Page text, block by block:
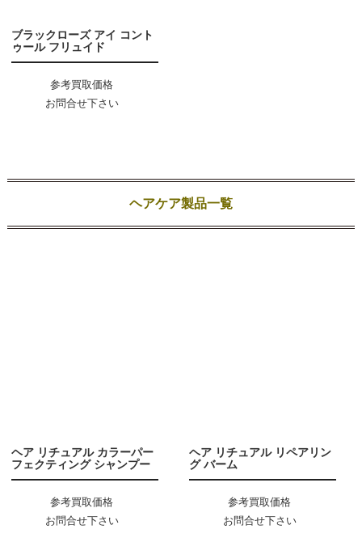
ブラックローズ アイ コント
ゥール フリュイド
参考買取価格
お問合せ下さい
ヘアケア製品一覧
ヘア リチュアル カラーパー
フェクティング シャンプー
参考買取価格
お問合せ下さい
ヘア リチュアル リペアリン
グ バーム
参考買取価格
お問合せ下さい